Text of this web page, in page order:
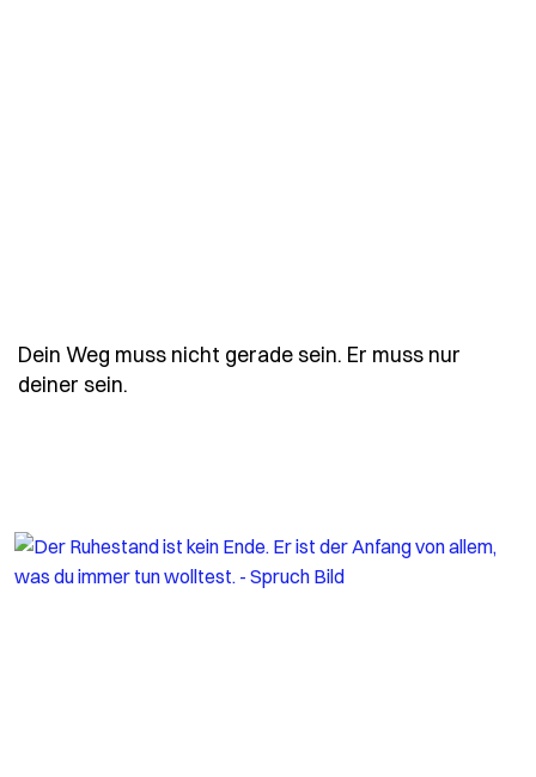
Dein Weg muss nicht gerade sein. Er muss nur
deiner sein.